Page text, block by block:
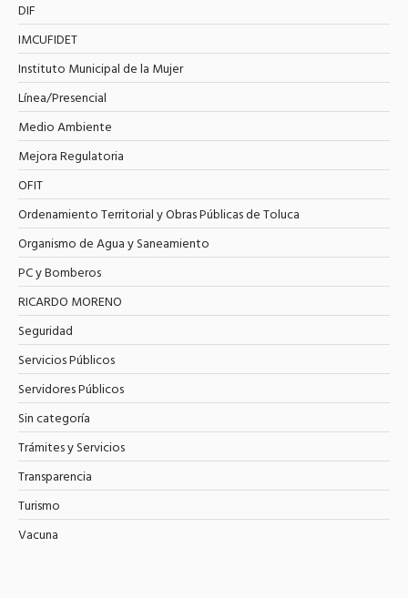
DIF
IMCUFIDET
Instituto Municipal de la Mujer
Línea/Presencial
Medio Ambiente
Mejora Regulatoria
OFIT
Ordenamiento Territorial y Obras Públicas de Toluca
Organismo de Agua y Saneamiento
PC y Bomberos
RICARDO MORENO
Seguridad
Servicios Públicos
Servidores Públicos
Sin categoría
Trámites y Servicios
Transparencia
Turismo
Vacuna